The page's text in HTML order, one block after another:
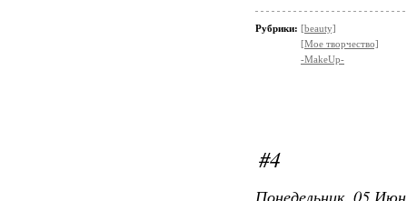
Рубрики: [beauty]
[Мое творчество]
-MakeUp-
#4
Понедельник, 05